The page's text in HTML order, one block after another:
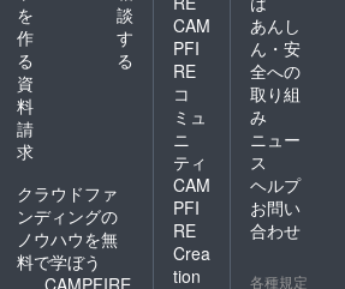
を
作
る
談
す
る
資
料
請
求
クラウドファ
ンディングの
ノウハウを無
料で学ぼう
CAM
PFI
RE
コ
ミュ
ニ
ティ
CAM
PFI
RE
Crea
tion
あんし
ん・安
全への
取り組
み
ニュー
ス
ヘルプ
お問い
合わせ
各種規定